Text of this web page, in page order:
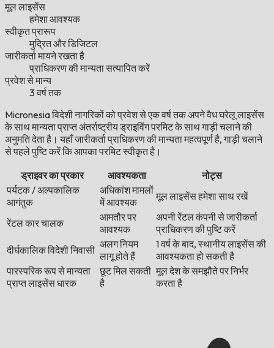
मूल लाइसेंस
हमेशा आवश्यक
स्वीकृत प्रारूप
मुद्रित और डिजिटल
जारीकर्ता मायने रखता है
प्राधिकरण की मान्यता सत्यापित करें
प्रवेश से मान्य
3 वर्ष तक
Micronesia विदेशी नागरिकों को प्रवेश से एक वर्ष तक अपने वैध घरेलू लाइसेंस
के साथ मान्यता प्राप्त अंतर्राष्ट्रीय ड्राइविंग परमिट के साथ गाड़ी चलाने की
अनुमति देता है। यहाँ जारीकर्ता प्राधिकरण की मान्यता महत्वपूर्ण है, गाड़ी चलाने
से पहले पुष्टि करें कि आपका परमिट स्वीकृत है।
ड्राइवर का प्रकार
आवश्यकता
नोट्स
पर्यटक / अल्पकालिक
आगंतुक
अधिकांश मामलों
में आवश्यक
मूल लाइसेंस हमेशा साथ रखें
रेंटल कार चालक
आमतौर पर
आवश्यक
अपनी रेंटल कंपनी से जारीकर्ता
प्राधिकरण की पुष्टि करें
दीर्घकालिक विदेशी निवासी अलग नियम
लागू होते हैं
1 वर्ष के बाद, स्थानीय लाइसेंस की
आवश्यकता हो सकती है
पारस्परिक रूप से मान्यता
प्राप्त लाइसेंस धारक
छूट मिल सकती
है
मूल देश के समझौते पर निर्भर
करता है